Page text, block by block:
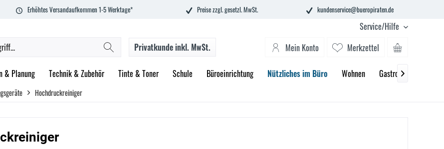
Erhöhtes Versandaufkommen 1-5 Werktage* Preise zzgl. gesetzl. MwSt. kundenservice@bueropiraten.de
Service/Hilfe
Merkzettel
Mein Konto
Privatkundeinkl. MwSt.
& Planung Technik & Zubehör Tinte & Toner Schule Büroeinrichtung Nützliches im Büro Wohnen Gastronomie

Hochdruckreiniger